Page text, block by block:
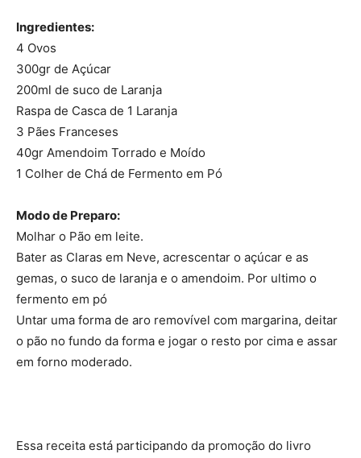
Ingredientes:
4 Ovos
300gr de Açúcar
200ml de suco de Laranja
Raspa de Casca de 1 Laranja
3 Pães Franceses
40gr Amendoim Torrado e Moído
1 Colher de Chá de Fermento em Pó
Modo de Preparo:
Molhar o Pão em leite.
Bater as Claras em Neve, acrescentar o açúcar e as
gemas, o suco de laranja e o amendoim. Por ultimo o
fermento em pó
Untar uma forma de aro removível com margarina, deitar
o pão no fundo da forma e jogar o resto por cima e assar
em forno moderado.
Essa receita está participando da promoção do livro